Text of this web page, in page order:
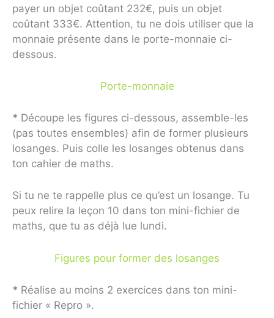
payer un objet coûtant 232€, puis un objet
coûtant 333€. Attention, tu ne dois utiliser que la
monnaie présente dans le porte-monnaie ci-
dessous.
Porte-monnaie
* Découpe les figures ci-dessous, assemble-les
(pas toutes ensembles) afin de former plusieurs
losanges. Puis colle les losanges obtenus dans
ton cahier de maths.
Si tu ne te rappelle plus ce qu’est un losange. Tu
peux relire la leçon 10 dans ton mini-fichier de
maths, que tu as déjà lue lundi.
Figures pour former des losanges
* Réalise au moins 2 exercices dans ton mini-
fichier « Repro ».